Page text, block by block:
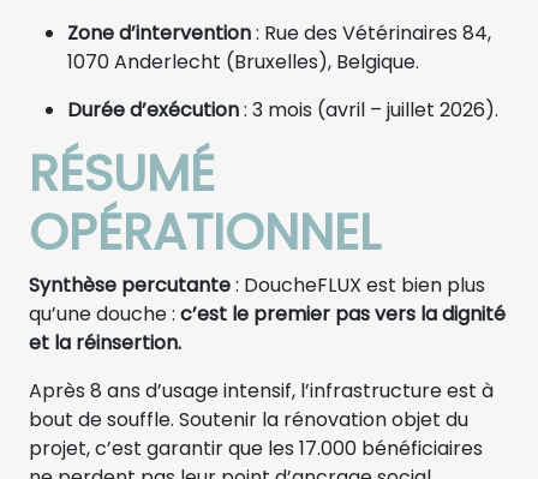
Zone d’intervention: Rue des Vétérinaires 84,
1070 Anderlecht (Bruxelles), Belgique.
Durée d’exécution: 3 mois (avril – juillet 2026).
RÉSUMÉ
OPÉRATIONNEL
Synthèse percutante: DoucheFLUX est bien plus
qu’une douche : c’est le premier pas vers la dignité
et la réinsertion.
Après 8 ans d’usage intensif, l’infrastructure est à
bout de souffle. Soutenir la rénovation objet du
projet, c’est garantir que les 17.000 bénéficiaires